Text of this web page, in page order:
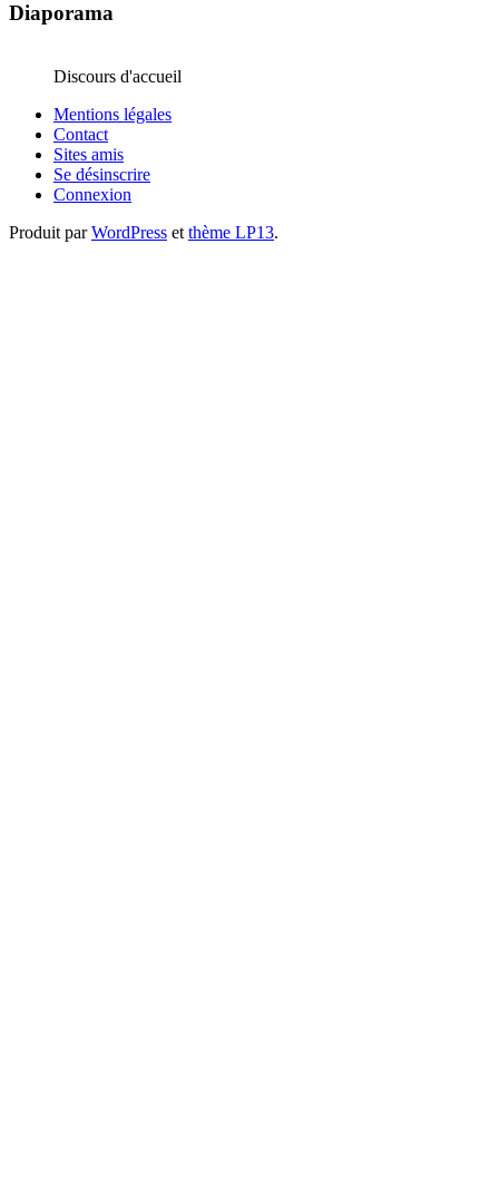
Diaporama
Discours d'accueil
Mentions légales
Contact
Sites amis
Se désinscrire
Connexion
Produit parWordPress et thème LP13.